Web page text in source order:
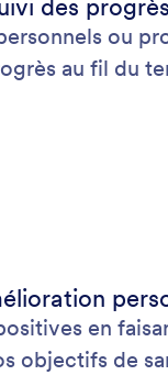
des progrès
ou
au fil du
en
objectifs de